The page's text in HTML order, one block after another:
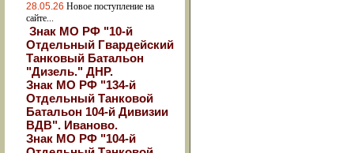
28.05.26 Новое поступление на
сайте...
Знак МО РФ "10-й
Отдельный Гвардейский
Танковый Батальон
"Дизель." ДНР.
Знак МО РФ "134-й
Отдельный Танковой
Батальон 104-й Дивизии
ВДВ". Иваново.
Знак МО РФ "104-й